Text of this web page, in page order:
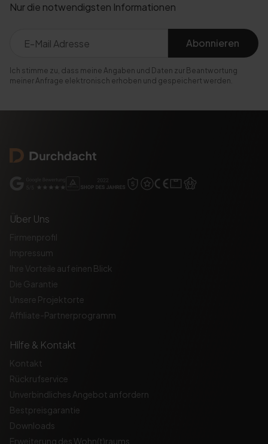
Nur die notwendigsten Informationen
Abonnieren
Ich stimme zu, dass meine Angaben und Daten zur Beantwortung
meiner Anfrage elektronisch erhoben und gespeichert werden.
Über Uns
Firmenprofil
Impressum
Ihre Vorteile auf einen Blick
Die Garantie
Unsere Projektorte
Affiliate-Partnerprogramm
Hilfe & Kontakt
Kontakt
Rückrufservice
Unverbindliches Angebot anfordern
Bestpreisgarantie
Downloads
Erweiterung des Wohn(t)raums